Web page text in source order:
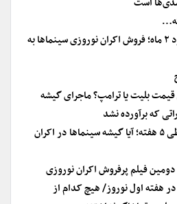
پس از گذشت حدود ۲ ماه؛ فروش اکران نوروزی سینماها به
قیمت بلیت یا ترامپ؟ ماجرای گیشه
که برآورده نشد
۲ میلیون تماشاگر طی ۵ هفته؛ آیا گیشه سینماها در اکران
فیلم پرفروش اکران نوروزی
هفته اول نوروز/ هیچ کدام از